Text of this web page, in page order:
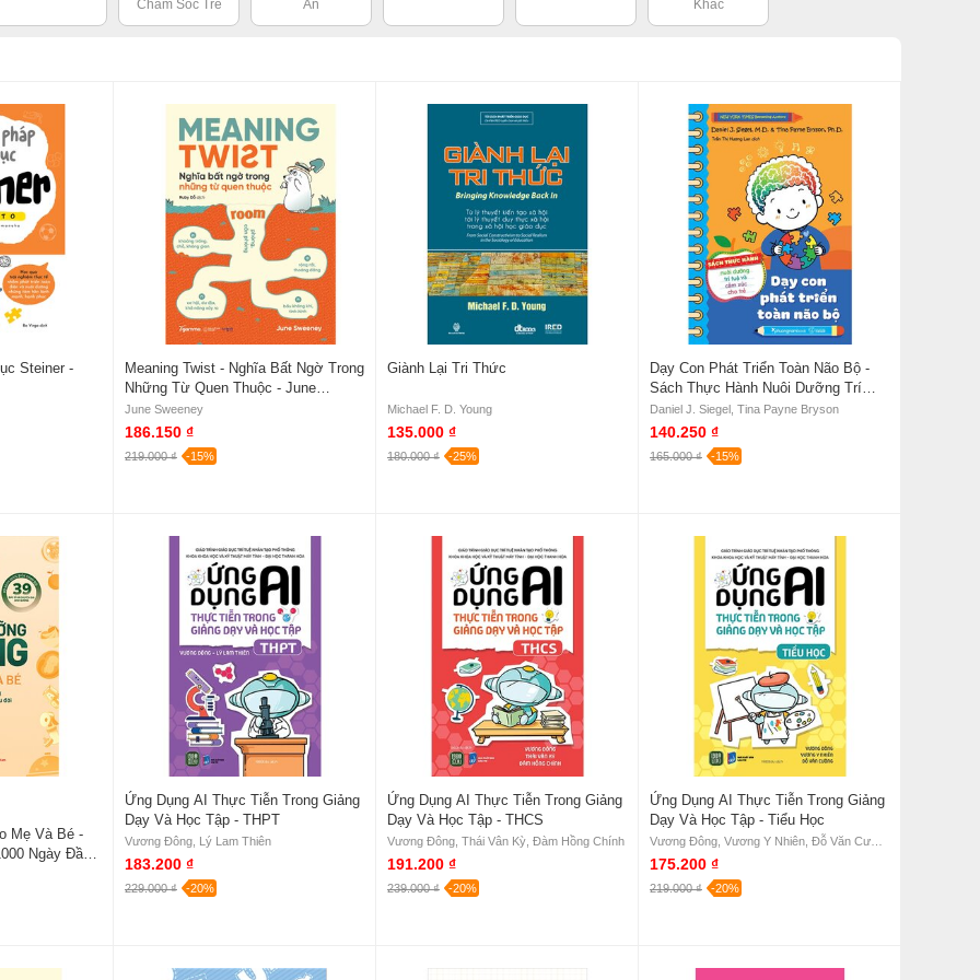
Chăm Sóc Trẻ Ăn Khác
Steiner -
Meaning Twist - Nghĩa Bất Ngờ Trong
Những Từ Quen Thuộc - June
Sweeney
June Sweeney
186.150 ₫
219.000 ₫ -15%
Giành Lại Tri Thức
Michael F. D. Young
135.000 ₫
180.000 ₫ -25%
Dạy Con Phát Triển Toàn Não Bộ -
Sách Thực Hành Nuôi Dưỡng Trí
Tuệ Và Cảm Xúc Cho Trẻ - Daniel J.
Siegel, Tina Payne Bryson
Daniel J. Siegel, Tina Payne Bryson
140.250 ₫
165.000 ₫ -15%
Mẹ Và Bé -
Ngày Đầu
Ứng Dụng AI Thực Tiễn Trong Giảng
Dạy Và Học Tập - THPT
Vương Đông, Lý Lam Thiên
183.200 ₫
229.000 ₫ -20%
Ứng Dụng AI Thực Tiễn Trong Giảng
Dạy Và Học Tập - THCS
Vương Đông, Thái Vân Kỳ, Đàm Hồng Chính
191.200 ₫
239.000 ₫ -20%
Ứng Dụng AI Thực Tiễn Trong Giảng
Dạy Và Học Tập - Tiểu Học
175.200 ₫
219.000 ₫ -20%